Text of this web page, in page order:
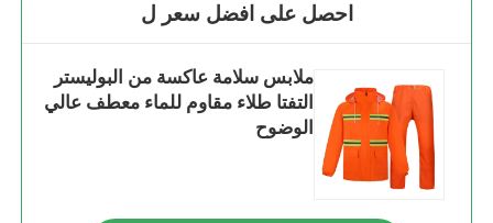
احصل على افضل سعر ل
ملابس سلامة عاكسة من البوليستر
التفتا طلاء مقاوم للماء معطف عالي
الوضوح